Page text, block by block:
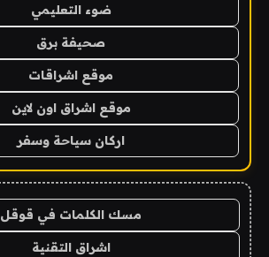
ضوء التعليمي
صحيفة برق
موقع اشراقات
موقع اشراق اون لاين
اركان سياحة وسفر
مسك الكلمات في قوقل
اشراق التقنية